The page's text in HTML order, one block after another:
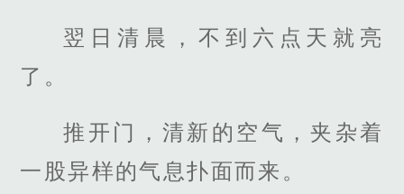
翌日清晨，不到六点天就亮
了。
推开门，清新的空气，夹杂着
一股异样的气息扑面而来。